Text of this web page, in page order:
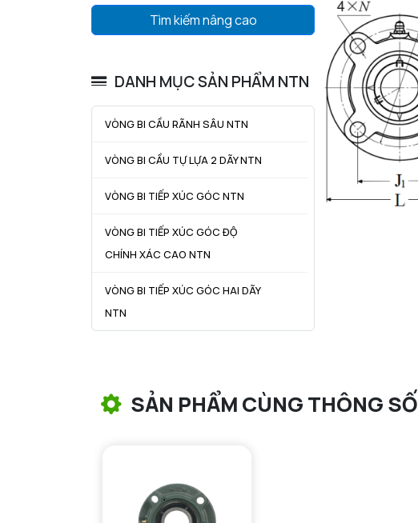
Tìm kiếm nâng cao
DANH MỤC SẢN PHẨM NTN
VÒNG BI CẦU RÃNH SÂU NTN
VÒNG BI CẦU TỰ LỰA 2 DÃY NTN
VÒNG BI TIẾP XÚC GÓC NTN
VÒNG BI TIẾP XÚC GÓC ĐỘ
CHÍNH XÁC CAO NTN
VÒNG BI TIẾP XÚC GÓC HAI DÃY
NTN
VÒNG BI KIM NTN
SẢN PHẨM CÙNG THÔNG SỐ